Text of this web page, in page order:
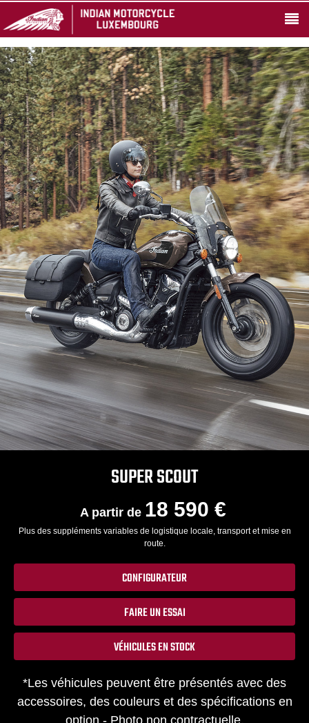
SUPER SCOUT
A partir de 18 590 €
Plus des suppléments variables de logistique locale, transport et mise en
route.
CONFIGURATEUR
FAIRE UN ESSAI
VÉHICULES EN STOCK
*Les véhicules peuvent être présentés avec des
accessoires, des couleurs et des spécifications en